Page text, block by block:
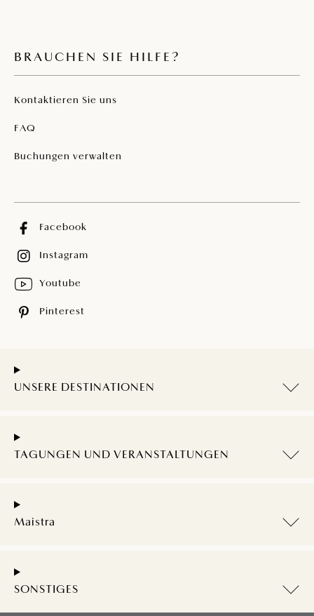
BRAUCHEN SIE HILFE?
Kontaktieren Sie uns
FAQ
Buchungen verwalten
Facebook
Instagram
Youtube
Pinterest
UNSERE DESTINATIONEN
TAGUNGEN UND VERANSTALTUNGEN
Maistra
SONSTIGES